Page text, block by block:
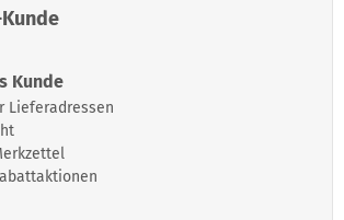
Kunde
Lieferadressen